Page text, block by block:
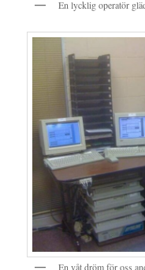
En lycklig operatör
En våt dröm för oss